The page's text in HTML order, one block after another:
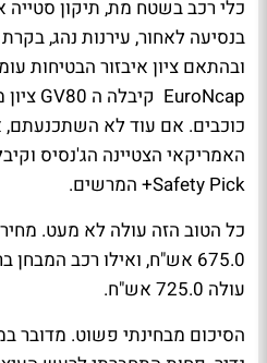
כלי רכב בשטח מת, תיקון סטייה
בנסיעה לאחור, עירנות נהג,
ובהתאם ציון איבזור הבטיחות עומד על 8. גם
EuroNcap קיבלה ה GV80
כוכבים. אם עוד לא
האמריקאי הצטיינה הג'נסיס
Safety Pick+ המרשים.
כל הטוב הזה עולה לא מעט.
675.0 אש"ח, ואילו רכב המבחן ברמת גימור
עולה 725.0 אש"ח.
הסיכום מבחינתי פשוט. מדובר